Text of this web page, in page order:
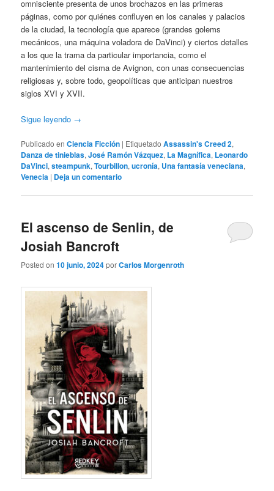
omnisciente presenta de unos brochazos en las primeras
páginas, como por quiénes confluyen en los canales y palacios
de la ciudad, la tecnología que aparece (grandes golems
mecánicos, una máquina voladora de DaVinci) y ciertos detalles
a los que la trama da particular importancia, como el
mantenimiento del cisma de Avignon, con unas consecuencias
religiosas y, sobre todo, geopolíticas que anticipan nuestros
siglos XVI y XVII.
Sigue leyendo →
Publicado en Ciencia Ficción | Etiquetado Assassin's Creed 2,
Danza de tinieblas,José Ramón Vázquez, La Magnífica, Leonardo
DaVinci,steampunk,Tourbillon,ucronía, Una fantasía veneciana,
Venecia | Deja un comentario
El ascenso de Senlin, de
Josiah Bancroft
Posted on10 junio, 2024porCarlos Morgenroth